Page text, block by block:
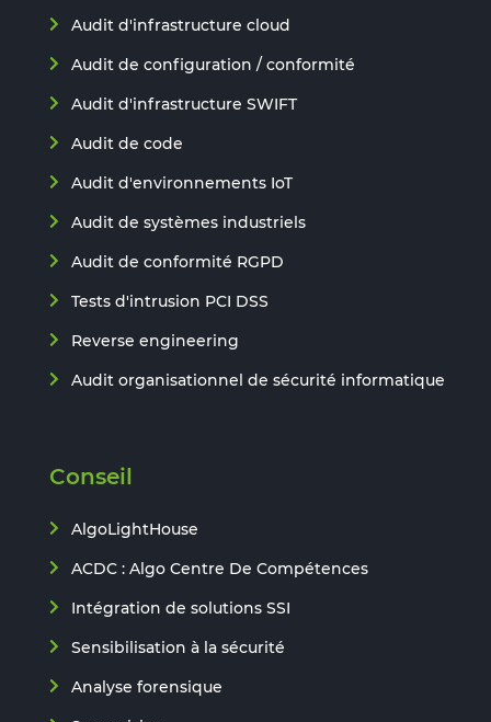
Audit d'infrastructure cloud
Audit de configuration / conformité
Audit d'infrastructure SWIFT
Audit de code
Audit d'environnements IoT
Audit de systèmes industriels
Audit de conformité RGPD
Tests d'intrusion PCI DSS
Reverse engineering
Audit organisationnel de sécurité informatique
Conseil
AlgoLightHouse
ACDC : Algo Centre De Compétences
Intégration de solutions SSI
Sensibilisation à la sécurité
Analyse forensique